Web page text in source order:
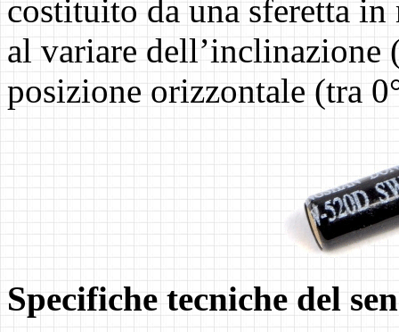
costituito da una sferetta
al variare dell’inclinazione
posizione orizzontale (tra
Specifiche tecniche del